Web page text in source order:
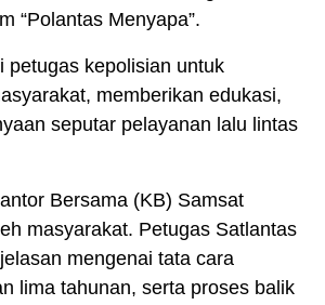
“Polantas Menyapa”.
petugas kepolisian untuk
memberikan edukasi,
seputar pelayanan lalu lintas
Bersama (KB) Samsat
masyarakat. Petugas Satlantas
mengenai tata cara
lima tahunan, serta proses balik